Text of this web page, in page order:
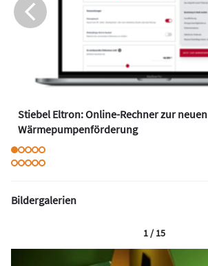
Stiebel Eltron: Online-Rechner zur neuen
Wärmepumpenförderung
Bildergalerien
1 / 15